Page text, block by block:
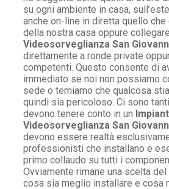
su ogni ambiente in casa,
anche on-line in diretta quello che
della nostra casa oppure collegare
Videosorveglianza San
direttamente a ronde private
competenti. Questo consente di
immediato se noi non possiamo
sede o temiamo che qualcosa
quindi sia pericoloso. Ci sono
devono tenere conto in un
Videosorveglianza San
devono essere realtà
professionisti che installano e
primo collaudo su tutti i
Ovviamente rimane una scelta
cosa sia meglio installare e cosa